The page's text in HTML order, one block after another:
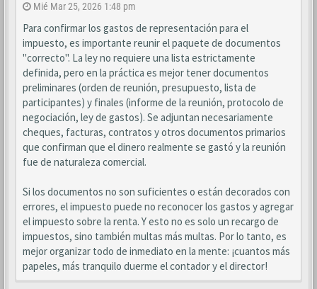
Mié Mar 25, 2026 1:48 pm
Para confirmar los gastos de representación para el
impuesto, es importante reunir el paquete de documentos
"correcto". La ley no requiere una lista estrictamente
definida, pero en la práctica es mejor tener documentos
preliminares (orden de reunión, presupuesto, lista de
participantes) y finales (informe de la reunión, protocolo de
negociación, ley de gastos). Se adjuntan necesariamente
cheques, facturas, contratos y otros documentos primarios
que confirman que el dinero realmente se gastó y la reunión
fue de naturaleza comercial.
Si los documentos no son suficientes o están decorados con
errores, el impuesto puede no reconocer los gastos y agregar
el impuesto sobre la renta. Y esto no es solo un recargo de
impuestos, sino también multas más multas. Por lo tanto, es
mejor organizar todo de inmediato en la mente: ¡cuantos más
papeles, más tranquilo duerme el contador y el director!